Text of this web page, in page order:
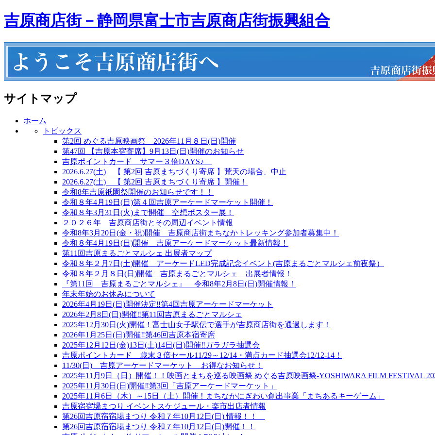
吉原商店街－静岡県富士市吉原商店街振興組合
サイトマップ
ホーム
トピックス
第2回 めぐる吉原映画祭 2026年11月８日(日)開催
第47回 【吉原本宿寄席】9月13日(日)開催のお知らせ
吉原ポイントカード サマー３倍DAYS♪
2026.6.27(土) 【 第2回 吉原まちづくり寄席 】荒天の場合、中止
2026.6.27(土) 【 第2回 吉原まちづくり寄席 】開催！
令和8年吉原祇園祭開催のお知らせです！！
令和８年4月19日(日)第４回吉原アーケードマーケット開催！
令和８年3月31日(火)まで開催 空想ポスター展！
２０２６年 吉原商店街とその周辺イベント情報
令和8年3月20日(金・祝)開催 吉原商店街まちなかトレッキング参加者募集中！
令和８年4月19日(日)開催 吉原アーケードマーケット最新情報！
第11回吉原まるごとマルシェ 出展者マップ
令和８年２月7日(土)開催 アーケードLED完成記念イベント(吉原まるごとマルシェ前夜祭）
令和８年２月８日(日)開催 吉原まるごとマルシェ 出展者情報！
『第11回 吉原まるごとマルシェ』 令和8年2月8日(日)開催情報！
年末年始のお休みについて
2026年4月19日(日)開催決定‼第4回吉原アーケードマーケット
2026年2月8日(日)開催‼第11回吉原まるごとマルシェ
2025年12月30日(火)開催！富士山女子駅伝で選手が吉原商店街を通過します！
2026年1月25日(日)開催‼第46回吉原本宿寄席
2025年12月12日(金)13日(土)14日(日)開催‼ガラガラ抽選会
吉原ポイントカード 歳末３倍セール11/29～12/14・満点カード抽選会12/12-14！
11/30(日) 吉原アーケードマーケット お得なお知らせ！
2025年11月9日（日）開催！！映画とまちを巡る映画祭 めぐる吉原映画祭-YOSHIWARA FILM FESTIVAL
2025年11月30日(日)開催‼第3回「吉原アーケードマーケット」
2025年11月6日（木）～15日（土）開催！まちなかにぎわい創出事業「まちあるキーゲーム」
吉原宿宿場まつり イベントスケジュール・楽市出店者情報
第26回吉原宿宿場まつり 令和７年10月12日(日) 情報！！
第26回吉原宿宿場まつり 令和７年10月12日(日)開催！！